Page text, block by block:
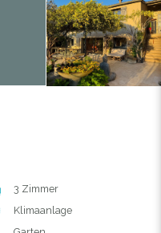
3 Zimmer
Klimaanlage